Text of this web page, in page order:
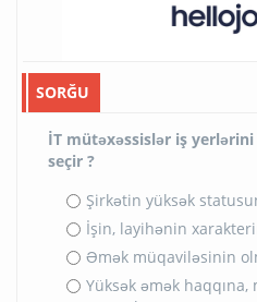
SORĞU
İT mütəxəssislər iş yerlərini
seçir ?
Şirkətin yüksək
İşin, layihənin
Əmək müqaviləsinin
Yüksək əmək